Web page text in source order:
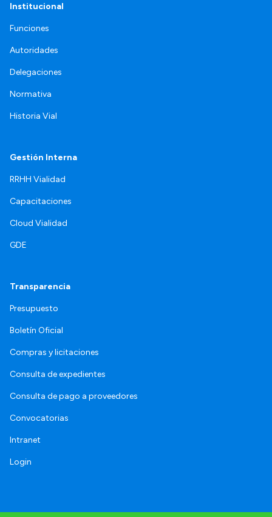
Institucional
Funciones
Autoridades
Delegaciones
Normativa
Historia Vial
Gestión Interna
RRHH Vialidad
Capacitaciones
Cloud Vialidad
GDE
Transparencia
Presupuesto
Boletín Oficial
Compras y licitaciones
Consulta de expedientes
Consulta de pago a proveedores
Convocatorias
Intranet
Login